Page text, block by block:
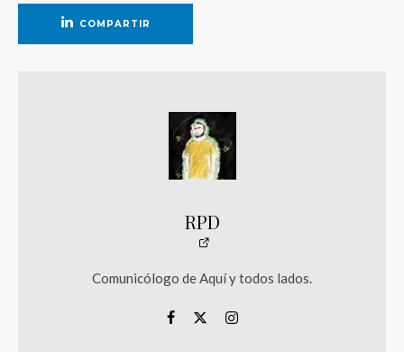
COMPARTIR
RPD
Comunicólogo de Aquí y todos lados.